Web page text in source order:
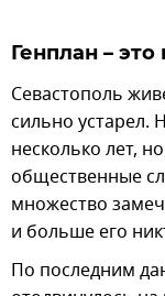
Генплан –
Севастополь
сильно устарел.
несколько лет,
общественные
множество
и больше его
По последним